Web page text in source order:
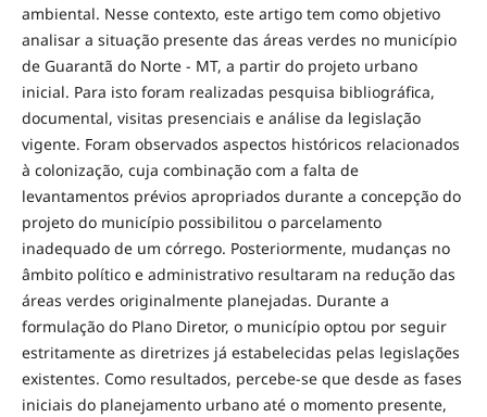
ambiental. Nesse contexto, este artigo tem como objetivo
analisar a situação presente das áreas verdes no município
de Guarantã do Norte - MT, a partir do projeto urbano
inicial. Para isto foram realizadas pesquisa bibliográfica,
documental, visitas presenciais e análise da legislação
vigente. Foram observados aspectos históricos relacionados
à colonização, cuja combinação com a falta de
levantamentos prévios apropriados durante a concepção do
projeto do município possibilitou o parcelamento
inadequado de um córrego. Posteriormente, mudanças no
âmbito político e administrativo resultaram na redução das
áreas verdes originalmente planejadas. Durante a
formulação do Plano Diretor, o município optou por seguir
estritamente as diretrizes já estabelecidas pelas legislações
existentes. Como resultados, percebe-se que desde as fases
iniciais do planejamento urbano até o momento presente,